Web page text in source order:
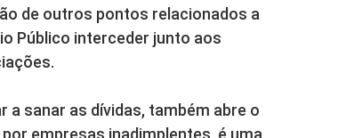
de outros pontos relacionados a
Público interceder junto aos
a sanar as dívidas, também abre o
empresas inadimplentes, é uma